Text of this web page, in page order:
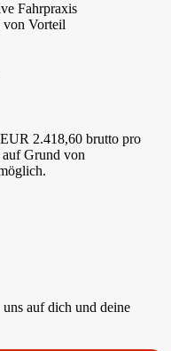
Fahrpraxis
von Vorteil
2.418,60 brutto pro
Grund von
auf dich und deine